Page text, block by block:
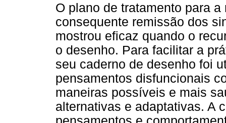
O plano de tratamento para
consequente remissão dos
mostrou eficaz quando o
o desenho. Para facilitar a
seu caderno de desenho foi
pensamentos disfuncionais
maneiras possíveis e mais
alternativas e adaptativas. A